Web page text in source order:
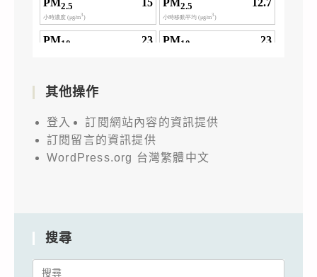
其他操作
登入
訂閱網站內容的資訊提供
訂閱留言的資訊提供
WordPress.org 台灣繁體中文
搜尋
Search